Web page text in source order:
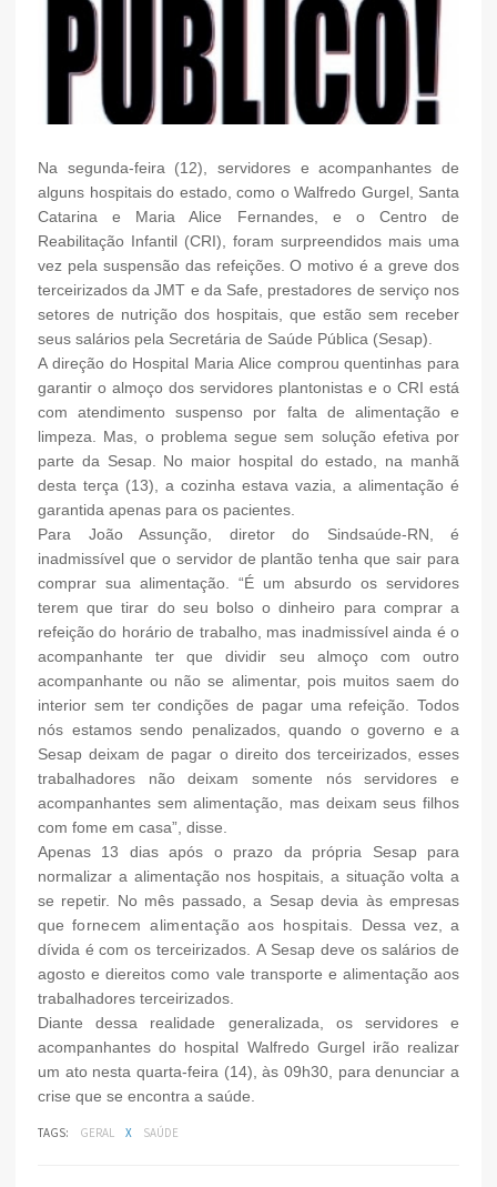
Na segunda-feira (12), servidores e acompanhantes de
alguns hospitais do estado, como o Walfredo Gurgel, Santa
Catarina e Maria Alice Fernandes, e o Centro de
Reabilitação Infantil (CRI), foram surpreendidos mais uma
vez pela suspensão das refeições. O motivo é a greve dos
terceirizados da JMT e da Safe, prestadores de serviço nos
setores de nutrição dos hospitais, que estão sem receber
seus salários pela Secretária de Saúde Pública (Sesap).
A direção do Hospital Maria Alice comprou quentinhas para
garantir o almoço dos servidores plantonistas e o CRI está
com atendimento suspenso por falta de alimentação e
limpeza. Mas, o problema segue sem solução efetiva por
parte da Sesap. No maior hospital do estado, na manhã
desta terça (13), a cozinha estava vazia, a alimentação é
garantida apenas para os pacientes.
Para João Assunção, diretor do Sindsaúde-RN, é
inadmissível que o servidor de plantão tenha que sair para
comprar sua alimentação. “É um absurdo os servidores
terem que tirar do seu bolso o dinheiro para comprar a
refeição do horário de trabalho, mas inadmissível ainda é o
acompanhante ter que dividir seu almoço com outro
acompanhante ou não se alimentar, pois muitos saem do
interior sem ter condições de pagar uma refeição. Todos
nós estamos sendo penalizados, quando o governo e a
Sesap deixam de pagar o direito dos terceirizados, esses
trabalhadores não deixam somente nós servidores e
acompanhantes sem alimentação, mas deixam seus filhos
com fome em casa”, disse.
Apenas 13 dias após o prazo da própria Sesap para
normalizar a alimentação nos hospitais, a situação volta a
se repetir. No mês passado, a Sesap devia às empresas
quefornecem alimentação aos hospitais. Dessa vez, a
dívida é com os terceirizados.A Sesap deve os salários de
agosto e diereitos como vale transporte e alimentação aos
trabalhadores terceirizados.
Diante dessa realidade generalizada, os servidores e
acompanhantes do hospital Walfredo Gurgel irão realizar
um ato nesta quarta-feira (14), às 09h30, para denunciar a
crise que se encontra a saúde.
TAGS: GERAL X SAÚDE